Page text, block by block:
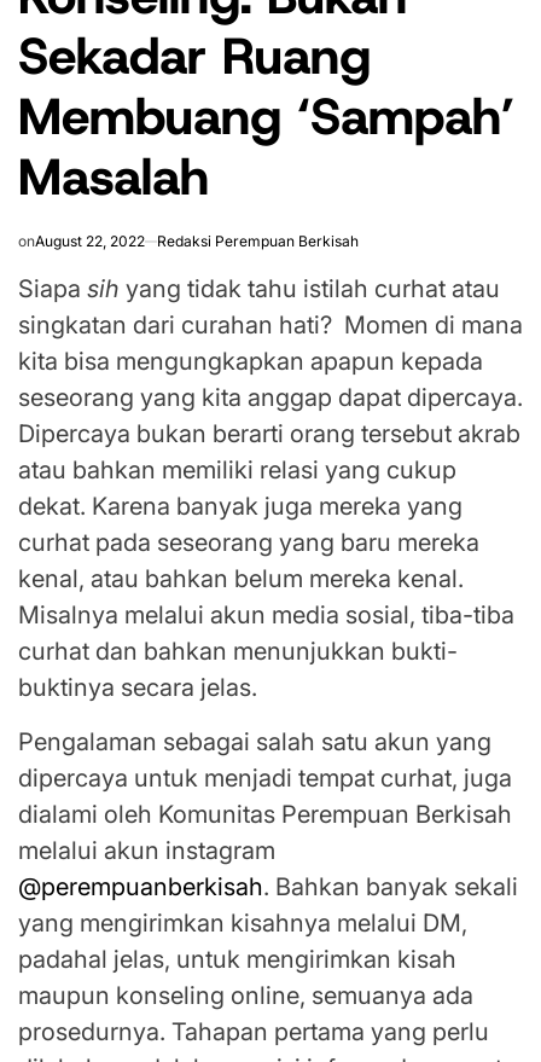
Sekadar Ruang
Membuang ‘Sampah’
Masalah
onAugust 22, 2022 Redaksi Perempuan Berkisah
Siapa sih yang tidak tahu istilah curhat atau
singkatan dari curahan hati? Momen di mana
kita bisa mengungkapkan apapun kepada
seseorang yang kita anggap dapat dipercaya.
Dipercaya bukan berarti orang tersebut akrab
atau bahkan memiliki relasi yang cukup
dekat. Karena banyak juga mereka yang
curhat pada seseorang yang baru mereka
kenal, atau bahkan belum mereka kenal.
Misalnya melalui akun media sosial, tiba-tiba
curhat dan bahkan menunjukkan bukti-
buktinya secara jelas.
Pengalaman sebagai salah satu akun yang
dipercaya untuk menjadi tempat curhat, juga
dialami oleh Komunitas Perempuan Berkisah
melalui akun instagram
@perempuanberkisah. Bahkan banyak sekali
yang mengirimkan kisahnya melalui DM,
padahal jelas, untuk mengirimkan kisah
maupun konseling online, semuanya ada
prosedurnya. Tahapan pertama yang perlu